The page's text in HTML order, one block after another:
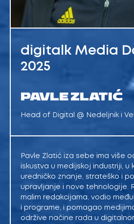
digitalk Media
2025
PAVLE ZLATIĆ
Head of Digital @ Nedeljnik i
Pavle Zlatić iza sebe ima više
iskustva u medijskoj industriji, u
uredničko znanje, strateško i
upravljanje i nove tehnologije.
malim redakcijama, vodio
i programe, i pomagao
održive načine rada u